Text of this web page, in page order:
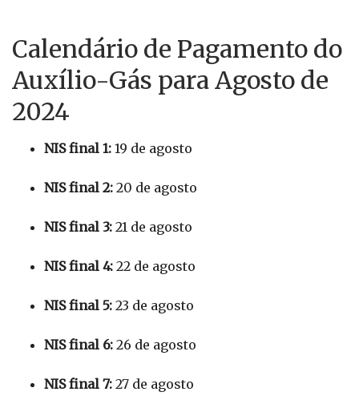
Calendário de Pagamento do
Auxílio-Gás para Agosto de
2024
NIS final 1: 19 de agosto
NIS final 2: 20 de agosto
NIS final 3: 21 de agosto
NIS final 4: 22 de agosto
NIS final 5: 23 de agosto
NIS final 6: 26 de agosto
NIS final 7: 27 de agosto